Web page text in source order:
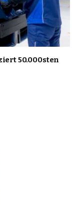
50.000sten